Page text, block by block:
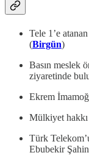
Tele 1’e
(Birgün)
Basın meslek
ziyaretinde
Ekrem
Mülkiyet hakkı
Türk
Ebubekir